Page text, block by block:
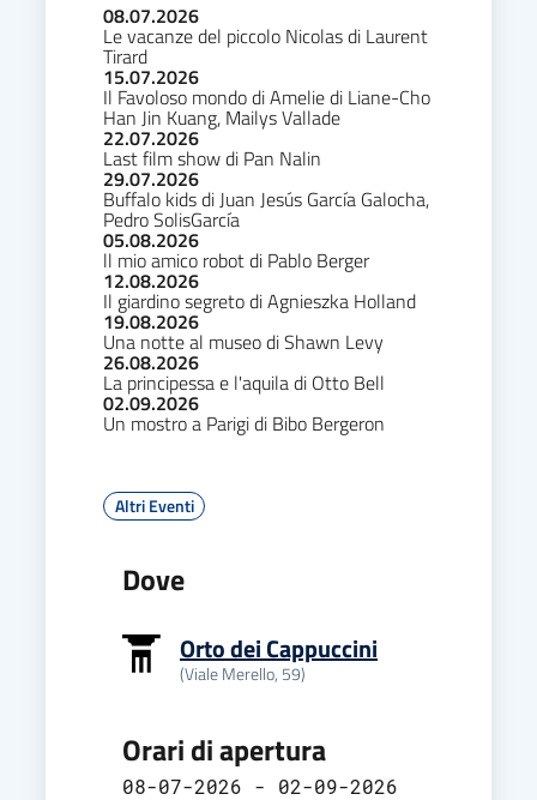
08.07.2026
Le vacanze del piccolo Nicolas di Laurent
Tirard
15.07.2026
Il Favoloso mondo di Amelie di Liane-Cho
Han Jin Kuang, Mailys Vallade
22.07.2026
Last film show di Pan Nalin
29.07.2026
Buffalo kids di Juan Jesús García Galocha,
Pedro SolisGarcía
05.08.2026
ll mio amico robot di Pablo Berger
12.08.2026
Il giardino segreto di Agnieszka Holland
19.08.2026
Una notte al museo di Shawn Levy
26.08.2026
La principessa e l'aquila di Otto Bell
02.09.2026
Un mostro a Parigi di Bibo Bergeron
Altri Eventi
Dove
Orto dei Cappuccini
(Viale Merello, 59)
Orari di apertura
08-07-2026 - 02-09-2026